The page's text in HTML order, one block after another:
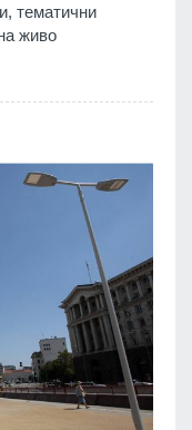
тематични
живо